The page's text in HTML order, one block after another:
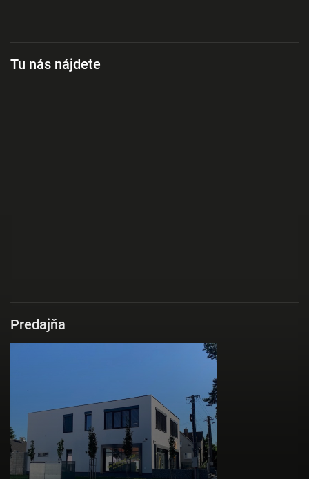
Tu nás nájdete
Predajňa